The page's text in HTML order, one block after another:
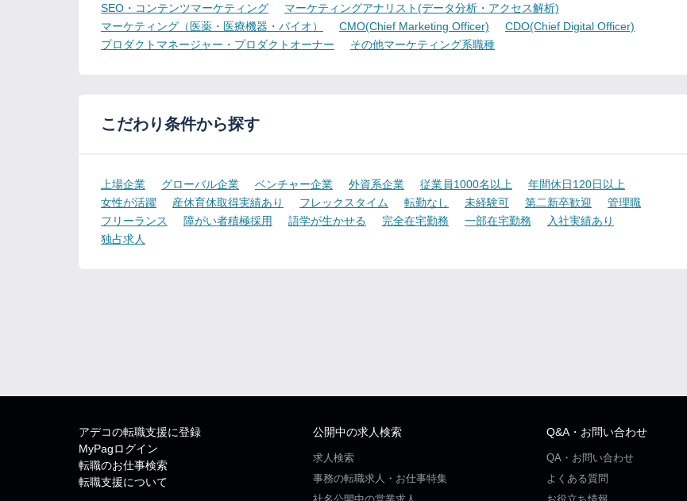
SEO・コンテンツマーケティング
マーケティングアナリスト(データ分析・アクセス解析)
マーケティング（医薬・医療機器・バイオ）
CMO(Chief Marketing Officer)
CDO(Chief Digital Officer)
プロダクトマネージャー・プロダクトオーナー
その他マーケティング系職種
こだわり条件から探す
上場企業 グローバル企業 ベンチャー企業 外資系企業 従業員1000名以上
年間休日120日以上
女性が活躍
産休育休取得実績あり フレックスタイム 転勤なし 未経験可 第二新卒歓迎
管理職
フリーランス
障がい者積極採用 語学が生かせる 完全在宅勤務 一部在宅勤務
入社実績あり
独占求人
アデコの転職支援に登録
MyPagログイン
転職のお仕事検索
転職支援について
公開中の求人検索
求人検索
事務の転職求人・お仕事特集
Q&A・お問い合わせ
QA・お問い合わせ
よくある質問